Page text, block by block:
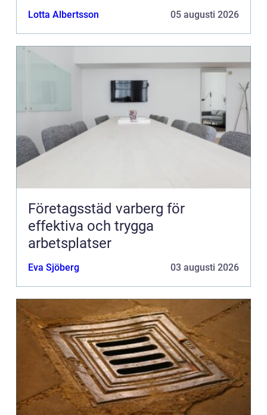
Lotta Albertsson 05 augusti 2026
Företagsstäd varberg för
effektiva och trygga
arbetsplatser
Eva Sjöberg 03 augusti 2026